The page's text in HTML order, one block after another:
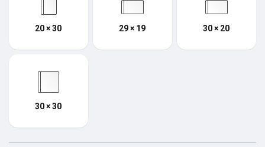
20 × 30 29 × 19 30 × 20
30 × 30